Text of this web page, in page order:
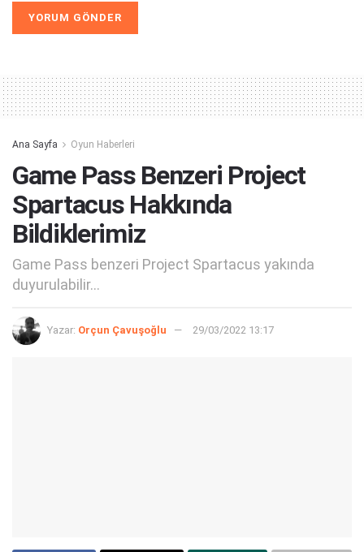
Ana Sayfa Oyun Haberleri
Game Pass Benzeri Project
Spartacus Hakkında
Bildiklerimiz
Game Pass benzeri Project Spartacus yakında
duyurulabilir...
Yazar: Orçun Çavuşoğlu 29/03/2022 13:17